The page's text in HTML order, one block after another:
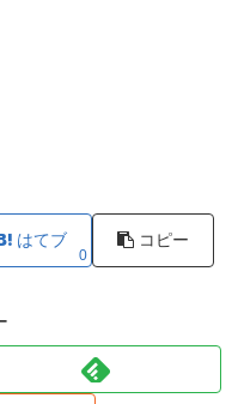
はてブ
0
コピー